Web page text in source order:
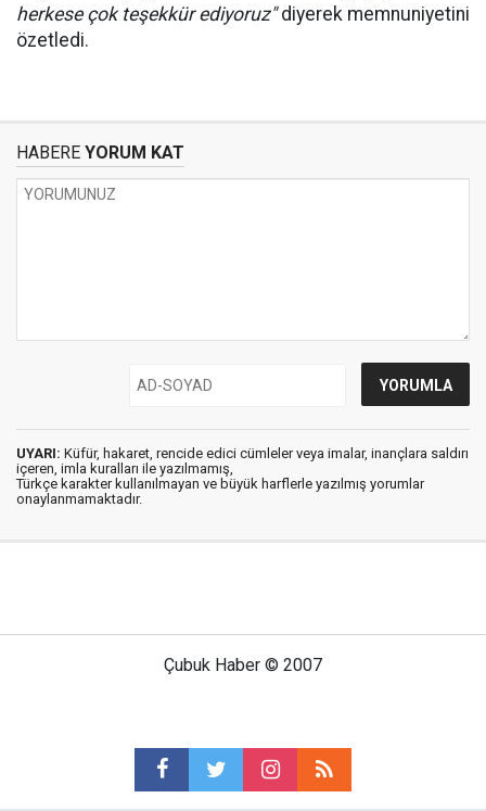
herkese çok teşekkür ediyoruz"diyerek memnuniyetini
özetledi.
HABERE YORUM KAT
UYARI: Küfür, hakaret, rencide edici cümleler veya imalar, inançlara saldırı
içeren, imla kuralları ile yazılmamış,
Türkçe karakter kullanılmayan ve büyük harflerle yazılmış yorumlar
onaylanmamaktadır.
Çubuk Haber © 2007